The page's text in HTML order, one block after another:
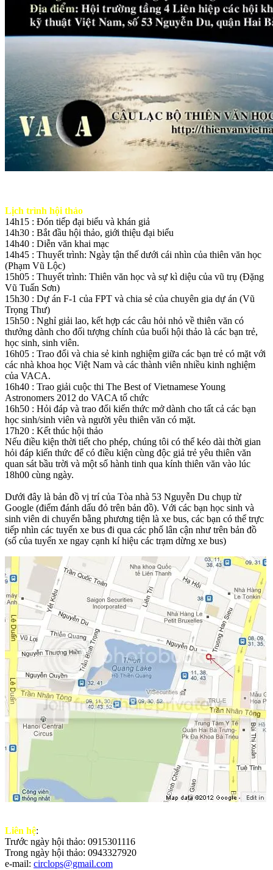
Lịch trình hội thảo
14h15 : Đón tiếp đại biểu và khán giả
14h30 : Bắt đầu hội thảo, giới thiệu đại biểu
14h40 : Diễn văn khai mạc
14h45 : Thuyết trình: Ngày tận thế dưới cái nhìn của thiên văn học
(Phạm Vũ Lộc)
15h05 : Thuyết trình: Thiên văn học và sự kì diệu của vũ trụ (Đặng
Vũ Tuấn Sơn)
15h30 : Dự án F-1 của FPT và chia sẻ của chuyên gia dự án (Vũ
Trọng Thư)
15h50 : Nghỉ giải lao, kết hợp các câu hỏi nhỏ về thiên văn có
thưởng dành cho đối tượng chính của buổi hội thảo là các bạn trẻ,
học sinh, sinh viên.
16h05 : Trao đổi và chia sẻ kinh nghiệm giữa các bạn trẻ có mặt với
các nhà khoa học Việt Nam và các thành viên nhiều kinh nghiệm
của VACA.
16h40 : Trao giải cuộc thi The Best of Vietnamese Young
Astronomers 2012 do VACA tổ chức
16h50 : Hỏi đáp và trao đổi kiến thức mở dành cho tất cả các bạn
học sinh/sinh viên và người yêu thiên văn có mặt.
17h20 : Kết thúc hội thảo
Nếu điều kiện thời tiết cho phép, chúng tôi có thể kéo dài thời gian
hỏi đáp kiến thức để có điều kiện cùng độc giả trẻ yêu thiên văn
quan sát bầu trời và một số hành tinh qua kính thiên văn vào lúc
18h00 cùng ngày.
Dưới đây là bản đồ vị trí của Tòa nhà 53 Nguyễn Du chụp từ
Google (điểm đánh dấu đỏ trên bản đồ). Với các bạn học sinh và
sinh viên di chuyển bằng phương tiện là xe bus, các bạn có thể trực
tiếp nhìn các tuyến xe bus đi qua các phố lân cận như trên bản đồ
(số của tuyến xe ngay cạnh kí hiệu các trạm dừng xe bus)
Liên hệ:
Trước ngày hội thảo: 0915301116
Trong ngày hội thảo: 0943327920
e-mail: circlops@gmail.com